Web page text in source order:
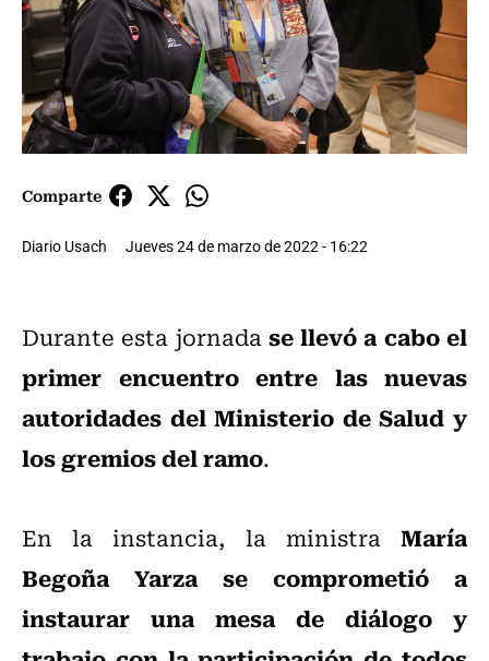
Comparte
Diario Usach Jueves 24 de marzo de 2022 - 16:22
Durante esta jornadase llevó a cabo el
primer encuentro entre las nuevas
autoridades del Ministerio de Salud y
los gremios del ramo.
En la instancia, la ministra María
Begoña Yarza se comprometió a
instaurar una mesa de diálogo y